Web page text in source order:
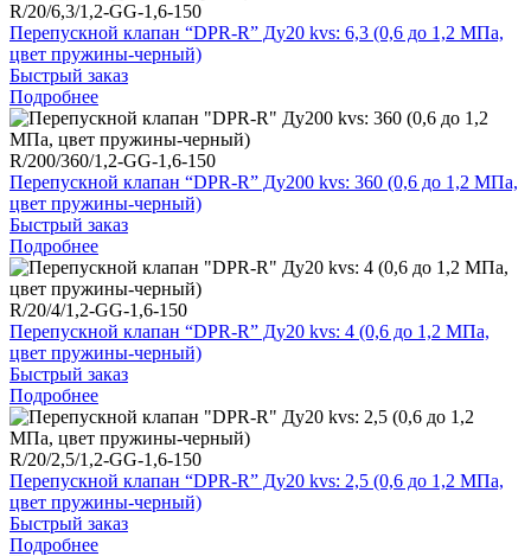
R/20/6,3/1,2-GG-1,6-150
Перепускной клапан “DPR-R” Ду20 kvs: 6,3 (0,6 до 1,2 МПа,
цвет пружины-черный)
Быстрый заказ
Подробнее
R/200/360/1,2-GG-1,6-150
Перепускной клапан “DPR-R” Ду200 kvs: 360 (0,6 до 1,2 МПа,
цвет пружины-черный)
Быстрый заказ
Подробнее
R/20/4/1,2-GG-1,6-150
Перепускной клапан “DPR-R” Ду20 kvs: 4 (0,6 до 1,2 МПа,
цвет пружины-черный)
Быстрый заказ
Подробнее
R/20/2,5/1,2-GG-1,6-150
Перепускной клапан “DPR-R” Ду20 kvs: 2,5 (0,6 до 1,2 МПа,
цвет пружины-черный)
Быстрый заказ
Подробнее